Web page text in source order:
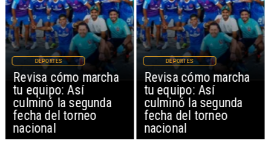
Revisa cómo marcha
tu equipo: Así
culminó la segunda
fecha del torneo
nacional
DEPORTES
Revisa cómo marcha
tu equipo: Así
culminó la segunda
fecha del torneo
nacional
DEPORTES